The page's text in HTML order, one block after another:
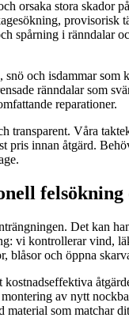
orsaka stora skador
provisorisk
spårning i ränndalar
och isdammar
ränndalar som
reparationer.
transparent. Våra
pris innan åtgärd.
Det kan
vi kontrollerar vind,
blåsor och öppna
av nytt
material som matchar